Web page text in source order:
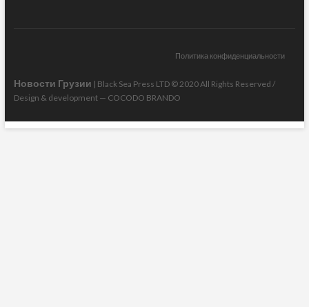
Политика конфиденциальности
Новости Грузии | Black Sea Press LTD © 2020 All Rights Reserved /
Design & development — COCODO BRANDO